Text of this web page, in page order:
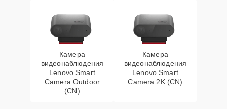
Камера
видеонаблюдения
Lenovo Smart
Camera Outdoor
(CN)
Камера
видеонаблюдения
Lenovo Smart
Camera 2K (CN)